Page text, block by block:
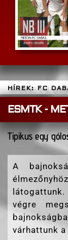
HÍREK: FC
ESMTK -
Tipikus egy
A
végre
várhattunk